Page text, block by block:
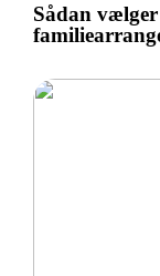
Sådan